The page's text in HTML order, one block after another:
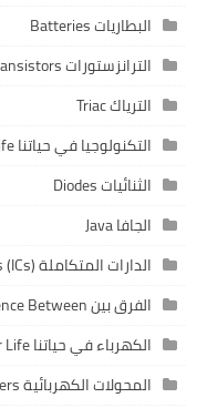
البطاريات Batteries
الترانزستورات Transistors
الترياك Triac
التكنولوجيا في حياتنا Technology in Our Life
الثنائيات Diodes
الجافا Java
الدارات المتكاملة Integrated Circuits (ICs)
الفرق بين Difference Between
الكهرباء في حياتنا Electricity in our Life
المحولات الكهربائية Transformers